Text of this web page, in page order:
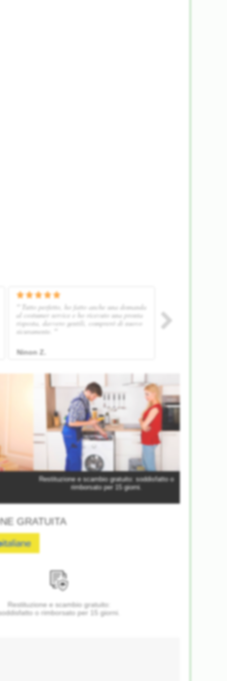
Restituzione e scambio gratuito: soddisfatto o
rimborsato per 15 giorni.
GRATUITA
Restituzione e scambio gratuito:
o rimborsato per 15 giorni.